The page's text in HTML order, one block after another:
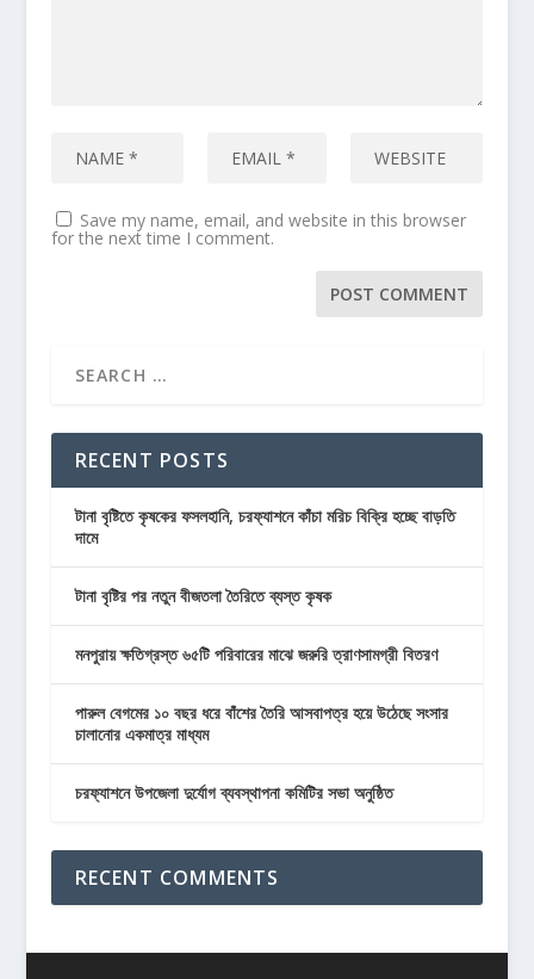
Save my name, email, and website in this browser
for the next time I comment.
RECENT POSTS
টানা বৃষ্টিতে কৃষকের ফসলহানি, চরফ্যাশনে কাঁচা মরিচ বিক্রি হচ্ছে বাড়তি
দামে
টানা বৃষ্টির পর নতুন বীজতলা তৈরিতে ব্যস্ত কৃষক
মনপুরায় ক্ষতিগ্রস্ত ৬৫টি পরিবারের মাঝে জরুরি ত্রাণসামগ্রী বিতরণ
পারুল বেগমের ১০ বছর ধরে বাঁশের তৈরি আসবাপত্র হয়ে উঠেছে সংসার
চালানোর একমাত্র মাধ্যম
চরফ্যাশনে উপজেলা দুর্যোগ ব্যবস্থাপনা কমিটির সভা অনুষ্ঠিত
RECENT COMMENTS